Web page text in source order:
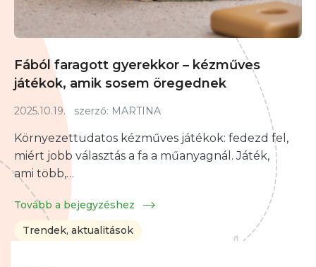
Fából faragott gyerekkor – kézműves
játékok, amik sosem öregednek
2025.10.19. szerző: MARTINA
Környezettudatos kézműves játékok: fedezd fel,
miért jobb választás a fa a műanyagnál. Játék,
ami több,…
Tovább a bejegyzéshez
Trendek, aktualitások